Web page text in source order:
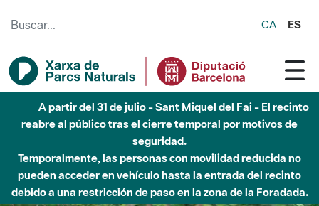
CA ES
A partir del 31 de julio - Sant Miquel del Fai - El recinto
reabre al público tras el cierre temporal por motivos de
seguridad.
Temporalmente, las personas con movilidad reducida no
pueden acceder en vehículo hasta la entrada del recinto
debido a una restricción de paso en la zona de la Foradada.